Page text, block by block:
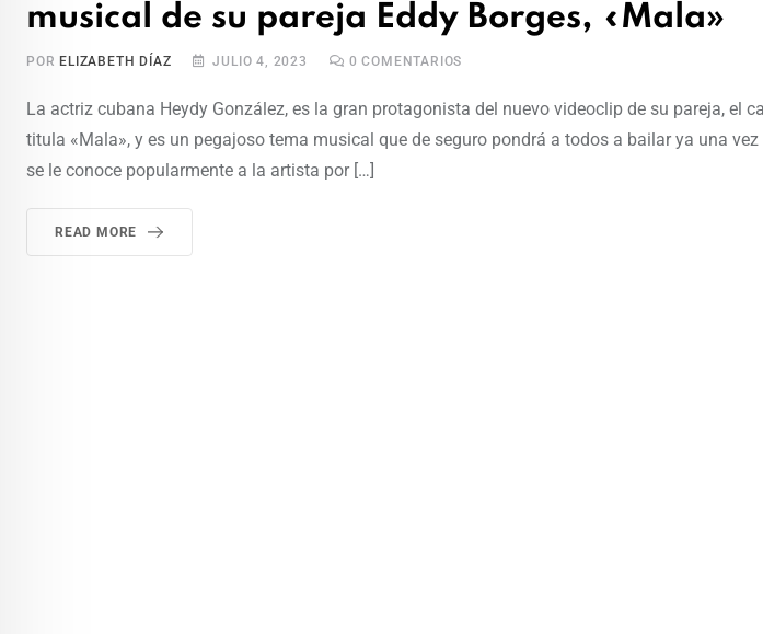
musical de su pareja Eddy Borges, «Mala»
POR ELIZABETH DÍAZ JULIO 4, 2023 0 COMENTARIOS
La actriz cubana Heydy González, es la gran protagonista del nuevo videoclip de su pareja, el
titula «Mala», y es un pegajoso tema musical que de seguro pondrá a todos a bailar ya una
se le conoce popularmente a la artista por […]
READ MORE